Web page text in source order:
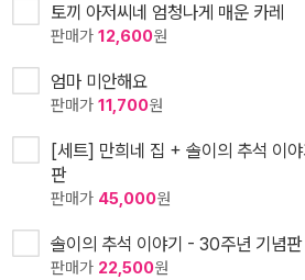
토끼 아저씨네 엄청나게 매운 카레
판매가 12,600원
엄마 미안해요
판매가 11,700원
[세트] 만희네 집 + 솔이의 추석 이
판
판매가 45,000원
솔이의 추석 이야기 - 30주년 기념판
판매가 22,500원